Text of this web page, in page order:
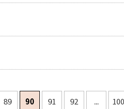
89 90 91 92 ... 100